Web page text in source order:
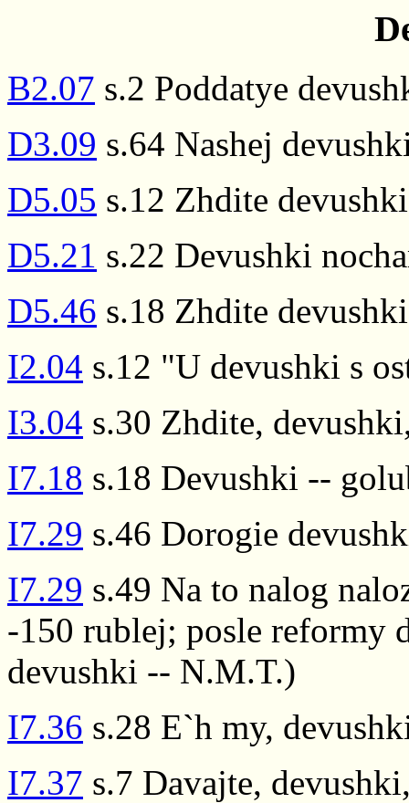
B2.07 s.2 Poddatye
D3.09 s.64 Nashej
D5.05 s.12 Zhdite
D5.21 s.22 Devushki
D5.46 s.18 Zhdite
I2.04 s.12 "U devushki s
I3.04 s.30 Zhdite,
I7.18 s.18 Devushki --
I7.29 s.46 Dorogie
I7.29 s.49 Na to nalog
-150 rublej; posle reformy
devushki -- N.M.T.)
I7.36 s.28 E`h my,
I7.37 s.7 Davajte,